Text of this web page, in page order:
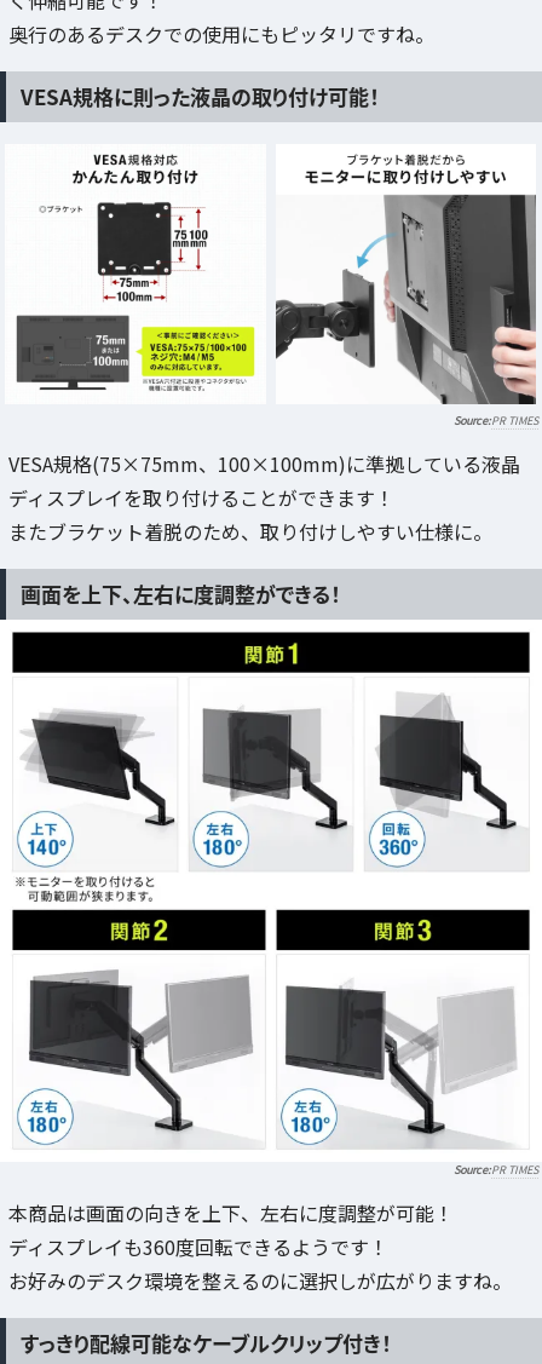
奥行のあるデスクでの使用にもピッタリですね。
VESA規格に則った液晶の取り付け可能！
PR TIMES
VESA規格(75×75mm、100×100mm)に準拠している液晶
ディスプレイを取り付けることができます！
またブラケット着脱のため、取り付けしやすい仕様に。
画面を上下、左右に度調整ができる！
PR TIMES
本商品は画面の向きを上下、左右に度調整が可能！
ディスプレイも360度回転できるようです！
お好みのデスク環境を整えるのに選択しが広がりますね。
すっきり配線可能なケーブルクリップ付き！